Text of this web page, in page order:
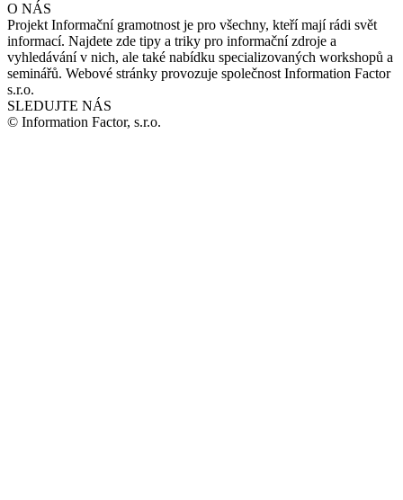
O NÁS
Projekt Informační gramotnost je pro všechny, kteří mají rádi svět
informací. Najdete zde tipy a triky pro informační zdroje a
vyhledávání v nich, ale také nabídku specializovaných workshopů a
seminářů. Webové stránky provozuje společnost Information Factor
s.r.o.
SLEDUJTE NÁS
© Information Factor, s.r.o.